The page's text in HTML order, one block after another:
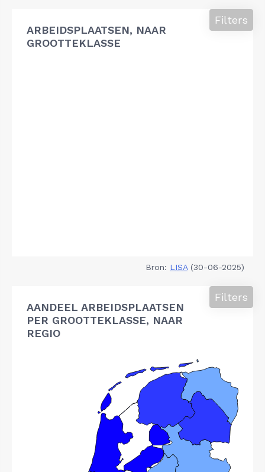
ARBEIDSPLAATSEN, NAAR
GROOTTEKLASSE
Filters
Bron: LISA(30-06-2025)
AANDEEL ARBEIDSPLAATSEN
PER GROOTTEKLASSE, NAAR
REGIO
Filters